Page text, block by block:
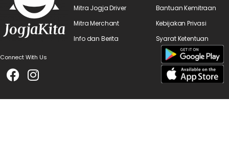
Connect With Us
Mitra Jogja Driver
Mitra Merchant
Info dan Berita
Bantuan Kemitraan
Kebijakan Privasi
Syarat Ketentuan